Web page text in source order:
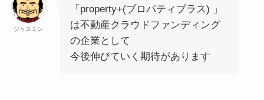
ジャスミン
「property+(プロパティプラス) 」
は不動産クラウドファンディング
の企業として
今後伸びていく期待があります